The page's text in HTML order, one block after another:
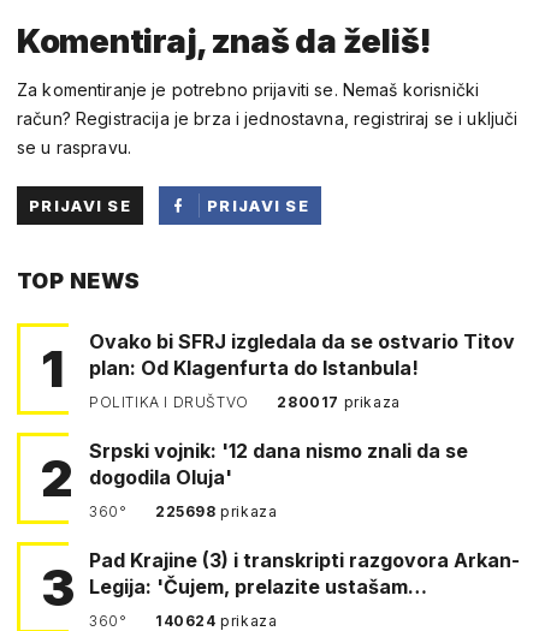
Komentiraj, znaš da želiš!
Za komentiranje je potrebno prijaviti se. Nemaš korisnički
račun? Registracija je brza i jednostavna, registriraj se i uključi
se u raspravu.
PRIJAVI SE
PRIJAVI SE
TOP NEWS
1
Ovako bi SFRJ izgledala da se ostvario Titov
plan: Od Klagenfurta do Istanbula!
POLITIKA I DRUŠTVO 280017 prikaza
2
Srpski vojnik: '12 dana nismo znali da se
dogodila Oluja'
360° 225698prikaza
3
Pad Krajine (3) i transkripti razgovora Arkan-
Legija: 'Čujem, prelazite ustašam…
360° 140624prikaza